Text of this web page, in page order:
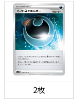
2枚